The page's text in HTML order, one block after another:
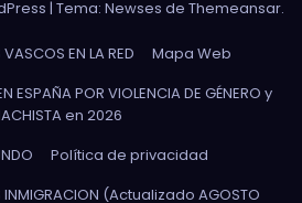
| Tema: Newses de Themeansar.
VASCOS EN LA RED
Mapa Web
ESPAÑA POR VIOLENCIA DE GÉNERO y
en 2026
Política de privacidad
INMIGRACION (Actualizado AGOSTO